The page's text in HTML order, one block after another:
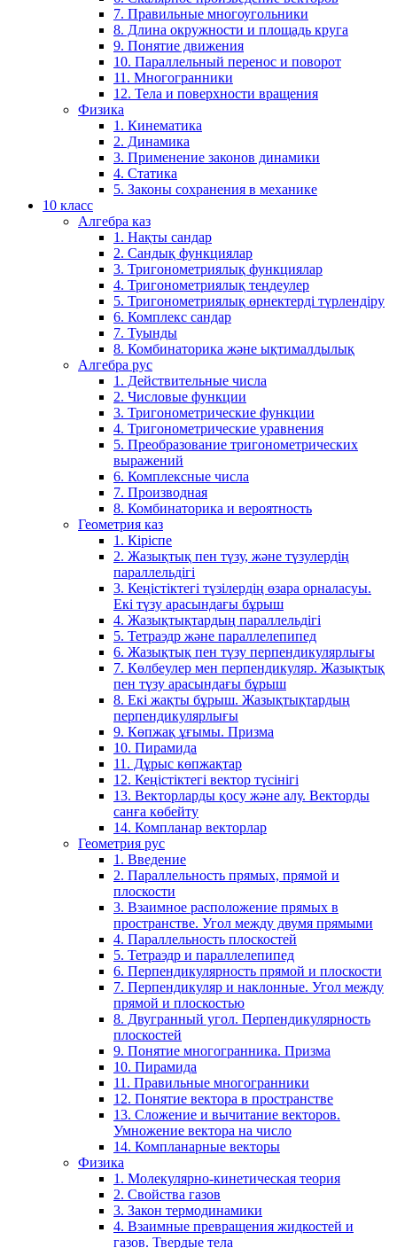
7. Правильные многоугольники
8. Длина окружности и площадь круга
9. Понятие движения
10. Параллельный перенос и поворот
11. Многогранники
12. Тела и поверхности вращения
Физика
1. Кинематика
2. Динамика
3. Применение законов динамики
4. Статика
5. Законы сохранения в механике
10 класс
Алгебра каз
1. Нақты сандар
2. Сандық функциялар
3. Тригонометриялық функциялар
4. Тригонометриялық теңдеулер
5. Тригонометриялық өрнектерді түрлендіру
6. Комплекс сандар
7. Туынды
8. Комбинаторика және ықтималдылық
Алгебра рус
1. Действительные числа
2. Числовые функции
3. Тригонометрические функции
4. Тригонометрические уравнения
5. Преобразование тригонометрических
выражений
6. Комплексные числа
7. Производная
8. Комбинаторика и вероятность
Геометрия каз
1. Кіріспе
2. Жазықтық пен түзу, және түзулердің
параллельдігі
3. Кеңістіктегі түзілердің өзара орналасуы.
Екі түзу арасындағы бұрыш
4. Жазықтықтардың параллельдігі
5. Тетраэдр және параллелепипед
6. Жазықтық пен түзу перпендикулярлығы
7. Көлбеулер мен перпендикуляр. Жазықтық
пен түзу арасындағы бұрыш
8. Екі жақты бұрыш. Жазықтықтардың
перпендикулярлығы
9. Көпжақ ұғымы. Призма
10. Пирамида
11. Дұрыс көпжақтар
12. Кеңістіктегі вектор түсінігі
13. Векторларды қосу және алу. Векторды
санға көбейту
14. Компланар векторлар
Геометрия рус
1. Введение
2. Параллельность прямых, прямой и
плоскости
3. Взаимное расположение прямых в
пространстве. Угол между двумя прямыми
4. Параллельность плоскостей
5. Тетраэдр и параллелепипед
6. Перпендикулярность прямой и плоскости
7. Перпендикуляр и наклонные. Угол между
прямой и плоскостью
8. Двугранный угол. Перпендикулярность
плоскостей
9. Понятие многогранника. Призма
10. Пирамида
11. Правильные многогранники
12. Понятие вектора в пространстве
13. Сложение и вычитание векторов.
Умножение вектора на число
14. Компланарные векторы
Физика
1. Молекулярно-кинетическая теория
2. Свойства газов
3. Закон термодинамики
4. Взаимные превращения жидкостей и
газов. Твердые тела